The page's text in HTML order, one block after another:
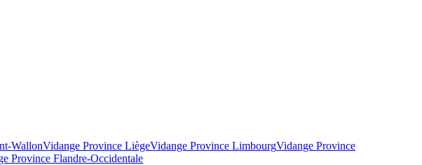
WallonVidange Province LiègeVidange Province LimbourgVidange Province
Province Flandre-Occidentale